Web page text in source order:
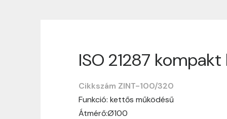
ISO 21287
Cikkszám ZINT-100/320
Funkció: kettős működésű
Átmérő:Ø100
Szállítási
Nagyon köszönjük, hogy
vásárlásotok gördülékenyen és